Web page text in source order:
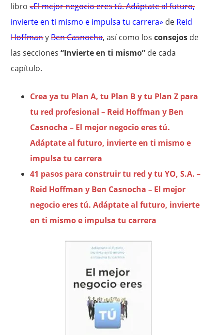
libro «El mejor negocio eres tú. Adáptate al futuro,
invierte en ti mismo e impulsa tu carrera»deReid
HoffmanyBen Casnocha, así como los consejos de
las secciones“Invierte en ti mismo” de cada
capítulo.
Crea ya tu Plan A, tu Plan B y tu Plan Z para
tu red profesional – Reid Hoffman y Ben
Casnocha – El mejor negocio eres tú.
Adáptate al futuro, invierte en ti mismo e
impulsa tu carrera
41 pasos para construir tu red y tu YO, S.A. –
Reid Hoffman y Ben Casnocha – El mejor
negocio eres tú. Adáptate al futuro, invierte
en ti mismo e impulsa tu carrera